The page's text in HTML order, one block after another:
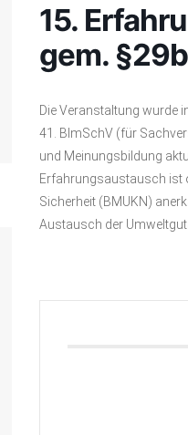
15.
gem.
Die Veranstaltung wurde
41. BImSchV (für
und Meinungsbildung
Erfahrungsaustausch ist
Sicherheit (BMUKN)
Austausch der